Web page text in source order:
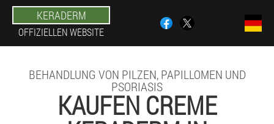
KERADERM
OFFIZIELLEN WEBSITE
BEHANDLUNG VON PILZEN, PAPILLOMEN UND
PSORIASIS
KAUFEN CREME